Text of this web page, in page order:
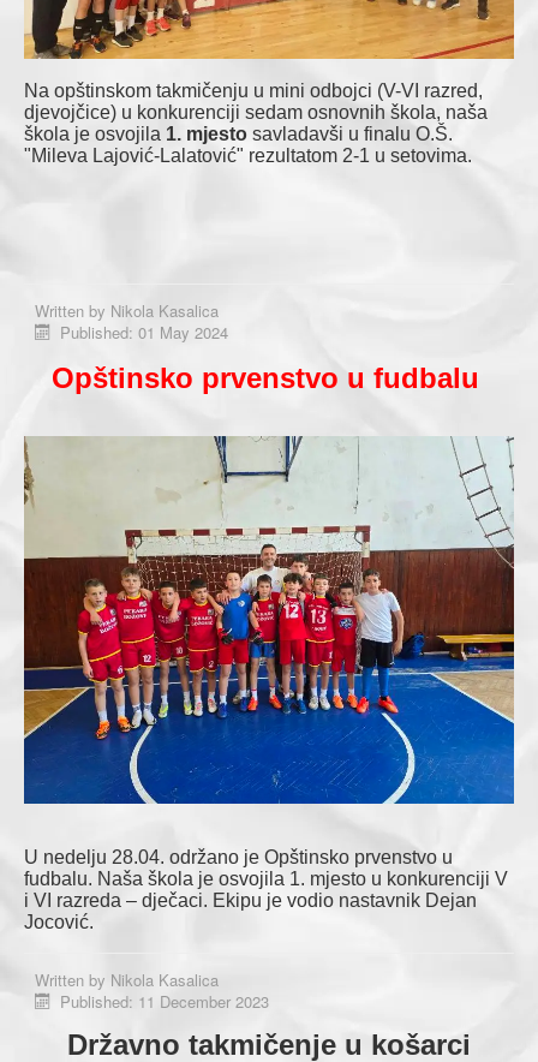
Na opštinskom takmičenju u mini odbojci (V-VI razred,
djevojčice) u konkurenciji sedam osnovnih škola, naša
škola je osvojila 1. mjesto savladavši u finalu O.Š.
"Mileva Lajović-Lalatović" rezultatom 2-1 u setovima.
Written by Nikola Kasalica
Published: 01 May 2024
Opštinsko prvenstvo u fudbalu
U nedelju 28.04. održano je Opštinsko prvenstvo u
fudbalu. Naša škola je osvojila 1. mjesto u konkurenciji V
i VI razreda – dječaci. Ekipu je vodio nastavnik Dejan
Jocović.
Written by Nikola Kasalica
Published: 11 December 2023
Državno takmičenje u košarci